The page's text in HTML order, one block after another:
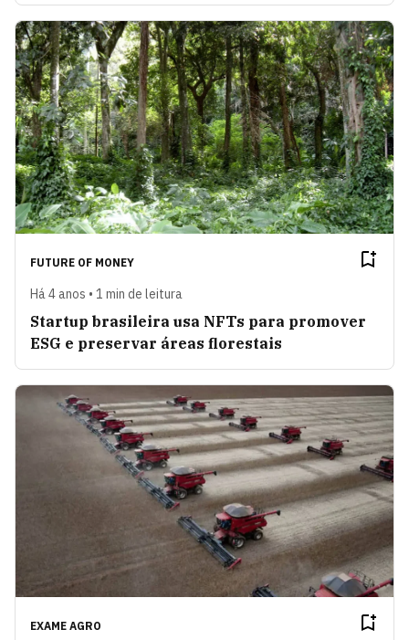
FUTURE OF MONEY
Há 4 anos • 1 min de leitura
Startup brasileira usa NFTs para promover
ESG e preservar áreas florestais
EXAME AGRO